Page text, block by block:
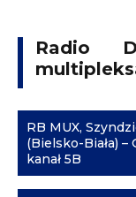
Radio
RB MUX,
(Bielsko-Biała) –
kanał 5B